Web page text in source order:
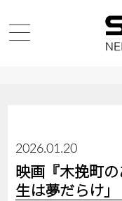
2026.01.20
映画『木挽町
生は夢だらけ」